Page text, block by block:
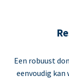
Een robuust
eenvoudig